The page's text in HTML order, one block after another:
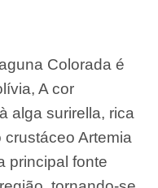
Colorada é
A cor
alga surirella, rica
Artemia
principal fonte